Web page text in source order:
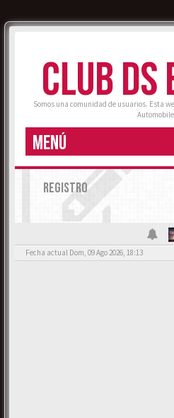
CLUB DS
Somos una comunidad de usuarios. Esta
MENÚ
REGISTRO
Fecha actual Dom, 09 Ago 2026, 18:13